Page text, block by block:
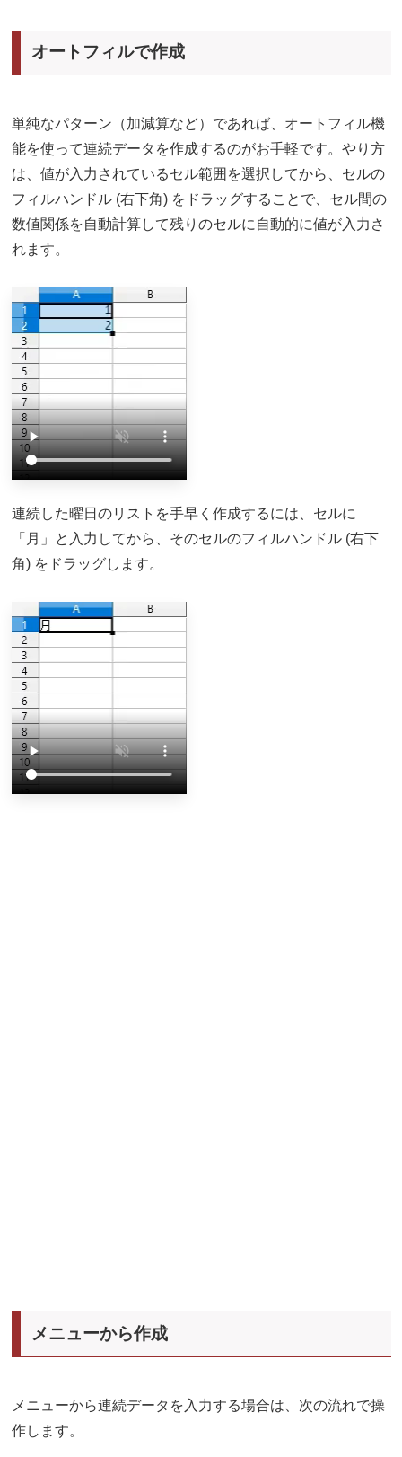
オートフィルで作成
単純なパターン（加減算など）であれば、オートフィル機
能を使って連続データを作成するのがお手軽です。やり方
は、値が入力されているセル範囲を選択してから、セルの
フィルハンドル (右下角) をドラッグすることで、セル間の
数値関係を自動計算して残りのセルに自動的に値が入力さ
れます。
連続した曜日のリストを手早く作成するには、セルに
「月」と入力してから、そのセルのフィルハンドル (右下
角) をドラッグします。
メニューから作成
メニューから連続データを入力する場合は、次の流れで操
作します。